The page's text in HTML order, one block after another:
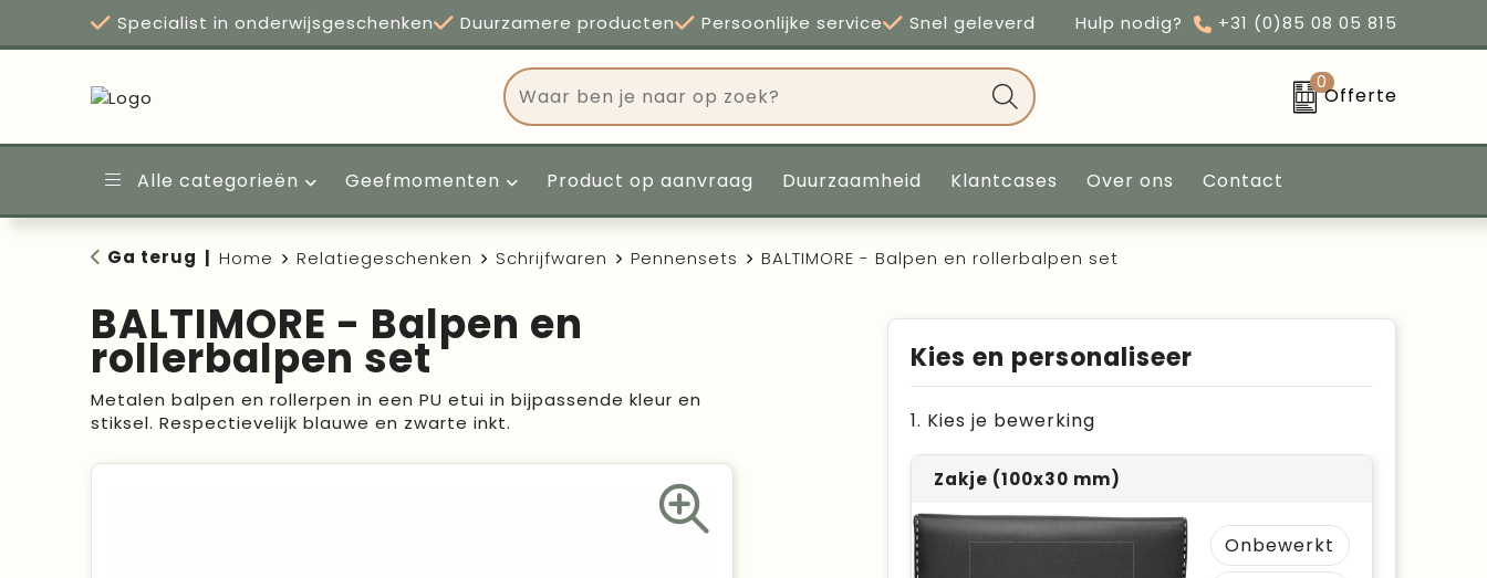
Specialist in onderwijsgeschenken Duurzamere producten Persoonlijke service Snel geleverd Hulp nodig? +31 (0)85 08 05 815
0
Offerte
Alle categorieën Geefmomenten Product op aanvraag Duurzaamheid Klantcases Over ons Contact
Ga terug Home Relatiegeschenken Schrijfwaren Pennensets BALTIMORE - Balpen en rollerbalpen set
BALTIMORE - Balpen en
rollerbalpen set
Metalen balpen en rollerpen in een PU etui in bijpassende kleur en
stiksel. Respectievelijk blauwe en zwarte inkt.
Kies en personaliseer
1. Kies je bewerking
Zakje (100x30 mm)
Onbewerkt